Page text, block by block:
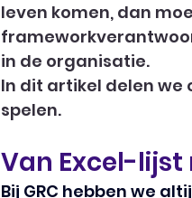
leven komen, dan
in de organisatie.
In dit artikel delen we
spelen.
Van Excel-
Bij GRC hebben we